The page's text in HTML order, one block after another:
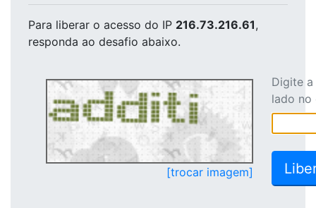
Para liberar o acesso do IP 216.73.216.61,
responda ao desafio abaixo.
[trocar imagem]
Digite
lado no